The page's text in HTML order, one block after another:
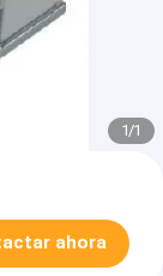
1/1
ahora